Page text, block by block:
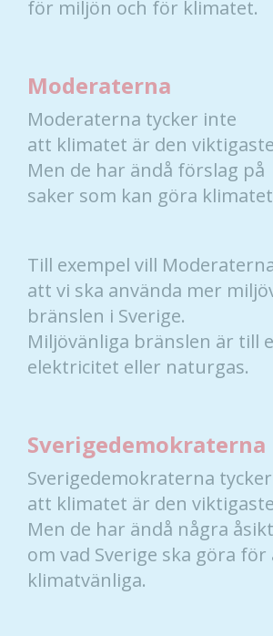
för miljön och för klimatet.
Moderaterna
Moderaterna tycker inte
att klimatet är den
Men de har ändå förslag på
saker som kan göra
Till exempel vill
att vi ska använda mer
bränslen i Sverige.
Miljövänliga bränslen är till
elektricitet eller naturgas.
Sverigedemokraterna
Sverigedemokraterna
att klimatet är den
Men de har ändå några
om vad Sverige ska göra
klimatvänliga.